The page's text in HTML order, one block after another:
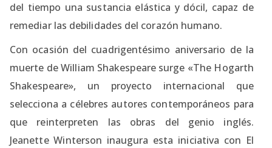
del tiempo una sustancia elástica y dócil, capaz de
remediar las debilidades del corazón humano.
Con ocasión del cuadrigentésimo aniversario de la
muerte de William Shakespeare surge «The Hogarth
Shakespeare», un proyecto internacional que
selecciona a célebres autores contemporáneos para
que reinterpreten las obras del genio inglés.
Jeanette Winterson inaugura esta iniciativa con El